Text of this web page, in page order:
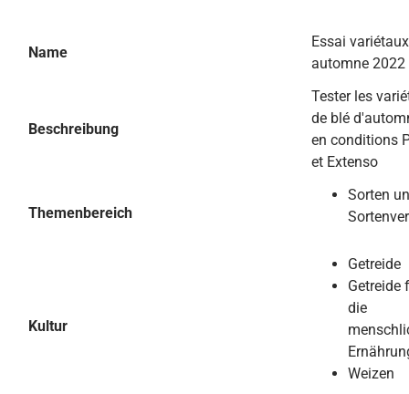
Name
Essai
automne 2022
Beschreibung
Tester les
de blé
en conditions
et Extenso
Themenbereich
Sorten
Kultur
Getreide
Getreide
die
Weizen